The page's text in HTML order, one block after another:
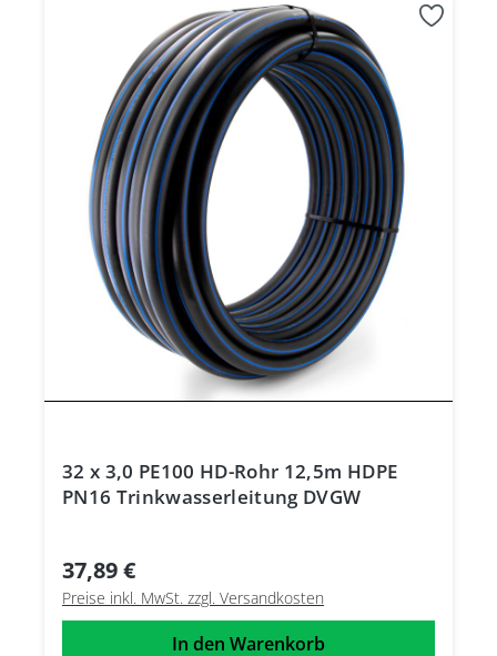
32 x 3,0 PE100 HD-Rohr 12,5m HDPE
PN16 Trinkwasserleitung DVGW
37,89 €
Preise inkl. MwSt. zzgl. Versandkosten
In den Warenkorb